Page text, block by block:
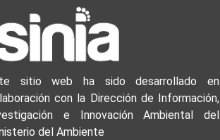
sitio web ha sido desarrollado en
con la Dirección de Información,
e Innovación Ambiental del
del Ambiente